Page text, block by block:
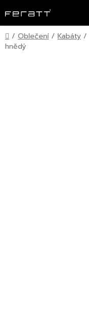
na
obsah
Domů
/ Oblečení / Kabáty /
hnědý